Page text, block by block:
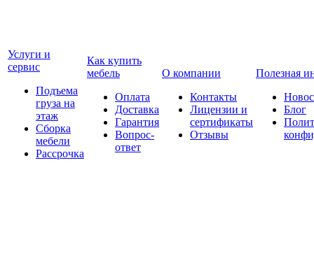
Услуги и
сервис
Подъема
груза на
этаж
Сборка
мебели
Рассрочка
Как купить
мебель
Оплата
Доставка
Гарантия
Вопрос-
ответ
О компании
Контакты
Лицензии и
сертификаты
Отзывы
Полезная
Блог